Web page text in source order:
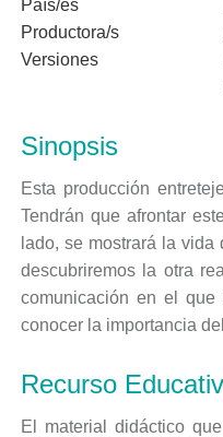
País/es
Productora/s
Versiones
Sinopsis
Esta producción
Tendrán que afrontar
lado, se mostrará la
descubriremos la otra
comunicación en el
conocer la importancia
Recurso
El material didáctico